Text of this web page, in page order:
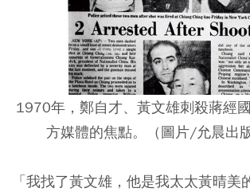
1970年，鄭自才、黃文雄刺殺蔣經
方媒體的焦點。（圖片/允晨出
「我找了黃文雄，他是我太太黃晴美